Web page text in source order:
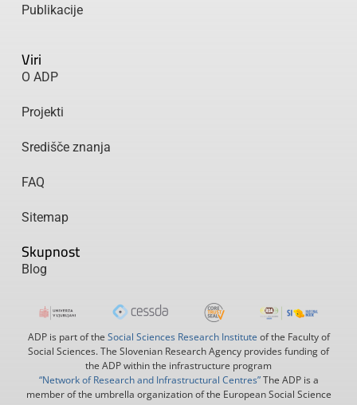
Publikacije
Viri
O ADP
Projekti
Središče znanja
FAQ
Sitemap
Skupnost
Blog
ADP is part of the Social Sciences Research Institute of the Faculty of
Social Sciences. The Slovenian Research Agency provides funding of
the ADP within the infrastructure program
“Network of Research and Infrastructural Centres”The ADP is a
member of the umbrella organization of the European Social Science